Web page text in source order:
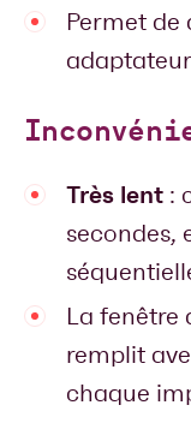
Permet de
Très lent :
secondes,
La fenêtre
remplit
chaque